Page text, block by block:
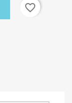
favorite_border